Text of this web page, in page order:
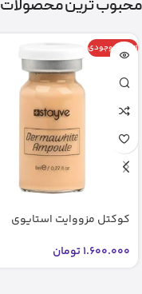
محبوب ترین محصولات
اتمام موجودی
کوکتل مزووایت استایوی
1.600.000تومان